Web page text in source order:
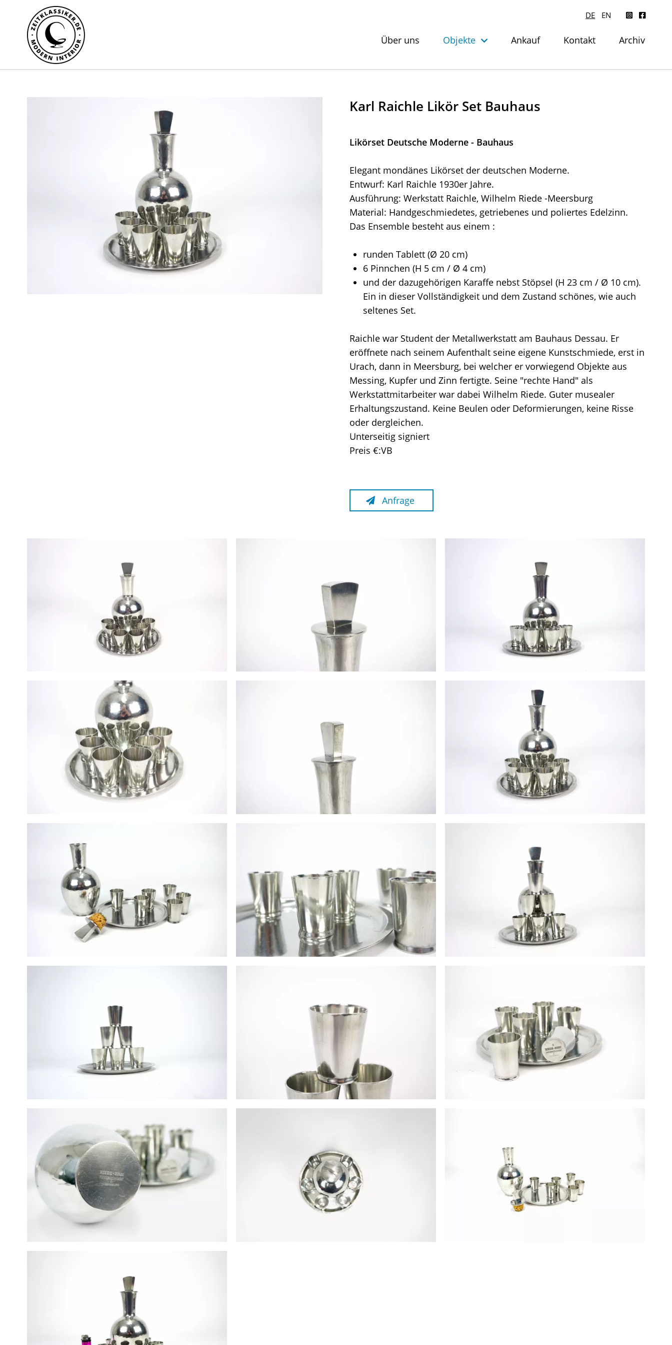
Über uns Objekte Ankauf Kontakt Archiv
DE EN
Karl Raichle Likör Set Bauhaus
Likörset Deutsche Moderne - Bauhaus
Elegant mondänes Likörset der deutschen Moderne.
Entwurf: Karl Raichle 1930er Jahre.
Ausführung: Werkstatt Raichle, Wilhelm Riede -Meersburg
Material: Handgeschmiedetes, getriebenes und poliertes Edelzinn.
Das Ensemble besteht aus einem :
runden Tablett (Ø 20 cm)
6 Pinnchen (H 5 cm / Ø 4 cm)
und der dazugehörigen Karaffe nebst Stöpsel (H 23 cm / Ø 10 cm).
Ein in dieser Vollständigkeit und dem Zustand schönes, wie auch
seltenes Set.
Raichle war Student der Metallwerkstatt am Bauhaus Dessau. Er
eröffnete nach seinem Aufenthalt seine eigene Kunstschmiede, erst in
Urach, dann in Meersburg, bei welcher er vorwiegend Objekte aus
Messing, Kupfer und Zinn fertigte. Seine "rechte Hand" als
Werkstattmitarbeiter war dabei Wilhelm Riede. Guter musealer
Erhaltungszustand. Keine Beulen oder Deformierungen, keine Risse
oder dergleichen.
Unterseitig signiert
Preis €:VB
Anfrage